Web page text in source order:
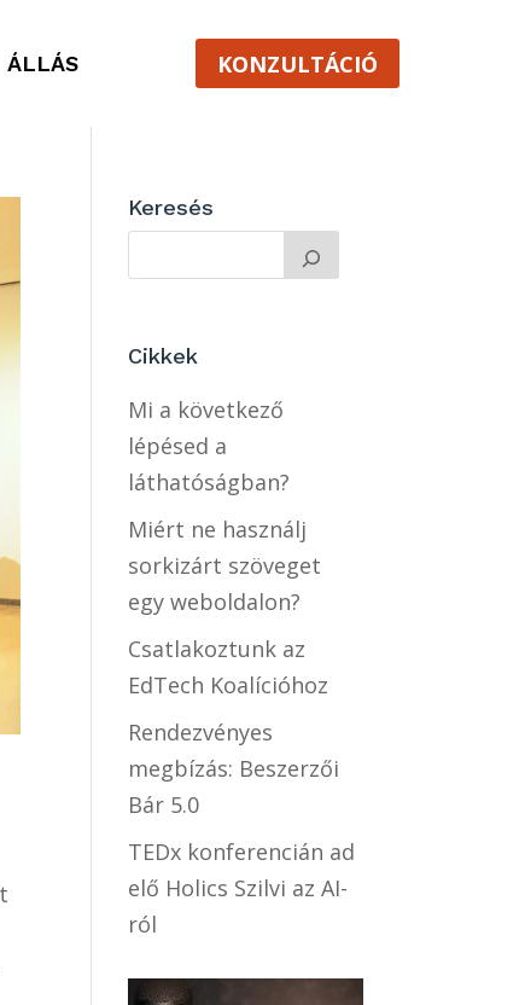
ÁLLÁS KONZULTÁCIÓ
Keresés
Cikkek
Mi a következő
lépésed a
láthatóságban?
Miért ne használj
sorkizárt szöveget
egy weboldalon?
Csatlakoztunk az
EdTech Koalícióhoz
Rendezvényes
megbízás: Beszerzői
Bár 5.0
TEDx konferencián ad
elő Holics Szilvi az AI-
ról